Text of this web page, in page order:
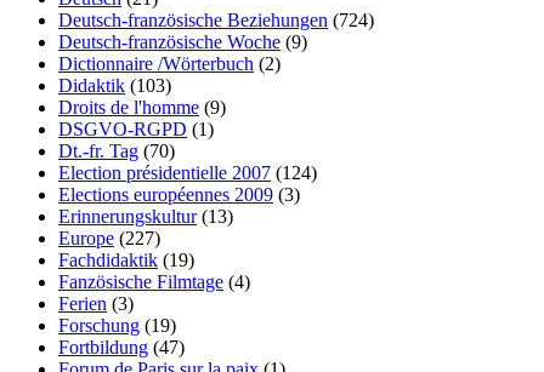
Deutsch-französische Beziehungen (724)
Deutsch-französische Woche (9)
Dictionnaire /Wörterbuch (2)
Didaktik (103)
Droits de l'homme (9)
DSGVO-RGPD (1)
Dt.-fr. Tag (70)
Election présidentielle 2007 (124)
Elections européennes 2009 (3)
Erinnerungskultur(13)
Europe (227)
Fachdidaktik (19)
Fanzösische Filmtage (4)
Ferien (3)
Forschung (19)
Fortbildung (47)